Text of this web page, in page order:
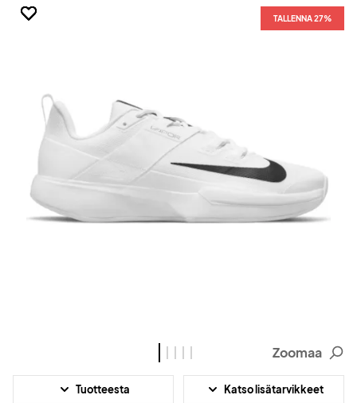
TALLENNA 27%
TALLENNA 27%
TALLENNA 27%
TALLENNA 27%
TALLENNA 27%
Zoomaa
Tuotteesta Katso lisätarvikkeet